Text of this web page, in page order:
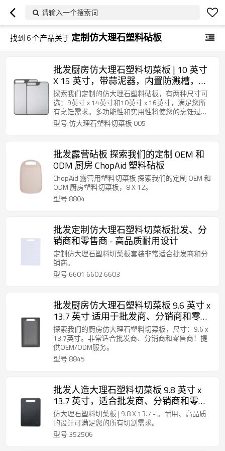
请输入一个搜索词
找到6个产品关于定制仿大理石塑料砧板
批发厨房仿大理石塑料切菜板 | 10 英寸
X 15 英寸，带蒜泥器，内置防溅槽，防
滑设计
探索我们定制的仿大理石塑料砧板，有两种尺寸可
选：9英寸 x 14英寸和10英寸 x 16英寸，满足您所
有烹饪需求。多功能性和实用性将使您的烹饪过程
更加高效和愉悦！
型号:仿大理石塑料切菜板 005
批发露营砧板 探索我们的定制 OEM 和
ODM 厨房 ChopAid 塑料砧板
ChopAid 露营用塑料切菜板 探索我们的定制 OEM 和
ODM 厨房塑料切菜板，8 X 12。
型号:8804
批发定制仿大理石塑料切菜板批发、分
销商和零售商 - 高品质耐用设计
定制仿大理石塑料切菜板套装非常适合批发商和分
销商。
型号:6601 6602 6603
批发厨房仿大理石塑料切菜板 9.6 英寸 x
13.7 英寸 适用于批发商、分销商和零售
商 高品质耐用设计
探索我们的厨房仿大理石塑料切菜板，尺寸：9.6 x
13.7英寸。非常适合批发商、分销商和零售商！提
供OEM/ODM服务。
型号:8845
批发人造大理石塑料切菜板 9.8 英寸 x
13.7 英寸，适合批发商、分销商和零售
商
仿大理石塑料切菜板 | 9.8 X 13.7 - 。耐用、高品质
的设计可满足您的所有切割需求。
型号:352506